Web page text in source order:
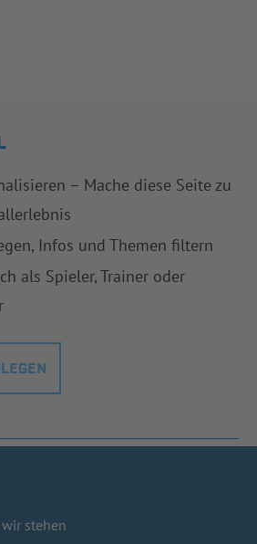
– Mache diese Seite zu
Infos und Themen filtern
als Spieler, Trainer oder
stehen